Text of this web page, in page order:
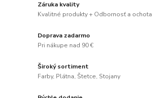
Záruka kvality
Kvalitné produkty + Odbornosť a ochota
Doprava zadarmo
Pri nákupe nad 90 €
Široký sortiment
Farby, Plátna, Štetce, Stojany